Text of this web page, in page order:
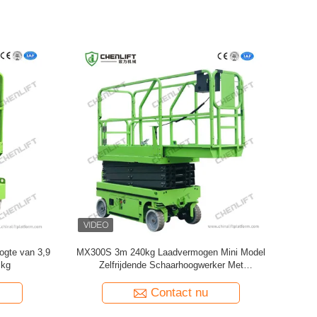
Model
MK390 3,9m 240kg Laadvermogen
Schaarhoogwerker Mini Type Mobiele
Contact nu